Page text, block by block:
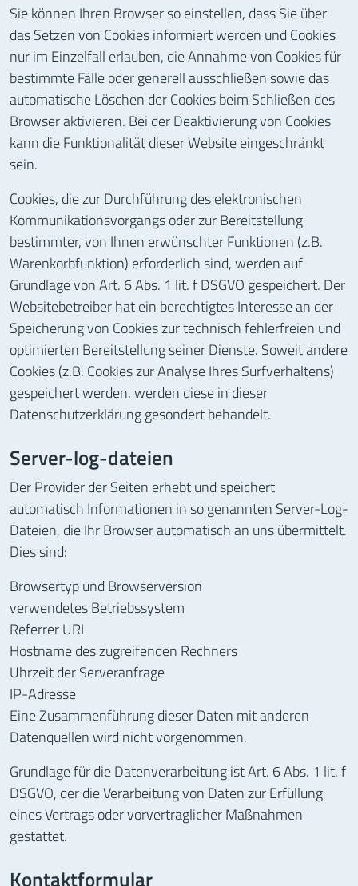
Sie können Ihren Browser so einstellen, dass Sie über
das Setzen von Cookies informiert werden und Cookies
nur im Einzelfall erlauben, die Annahme von Cookies für
bestimmte Fälle oder generell ausschließen sowie das
automatische Löschen der Cookies beim Schließen des
Browser aktivieren. Bei der Deaktivierung von Cookies
kann die Funktionalität dieser Website eingeschränkt
sein.
Cookies, die zur Durchführung des elektronischen
Kommunikationsvorgangs oder zur Bereitstellung
bestimmter, von Ihnen erwünschter Funktionen (z.B.
Warenkorbfunktion) erforderlich sind, werden auf
Grundlage von Art. 6 Abs. 1 lit. f DSGVO gespeichert. Der
Websitebetreiber hat ein berechtigtes Interesse an der
Speicherung von Cookies zur technisch fehlerfreien und
optimierten Bereitstellung seiner Dienste. Soweit andere
Cookies (z.B. Cookies zur Analyse Ihres Surfverhaltens)
gespeichert werden, werden diese in dieser
Datenschutzerklärung gesondert behandelt.
Server-log-dateien
Der Provider der Seiten erhebt und speichert
automatisch Informationen in so genannten Server-Log-
Dateien, die Ihr Browser automatisch an uns übermittelt.
Dies sind:
Browsertyp und Browserversion
verwendetes Betriebssystem
Referrer URL
Hostname des zugreifenden Rechners
Uhrzeit der Serveranfrage
IP-Adresse
Eine Zusammenführung dieser Daten mit anderen
Datenquellen wird nicht vorgenommen.
Grundlage für die Datenverarbeitung ist Art. 6 Abs. 1 lit. f
DSGVO, der die Verarbeitung von Daten zur Erfüllung
eines Vertrags oder vorvertraglicher Maßnahmen
gestattet.
Kontaktformular